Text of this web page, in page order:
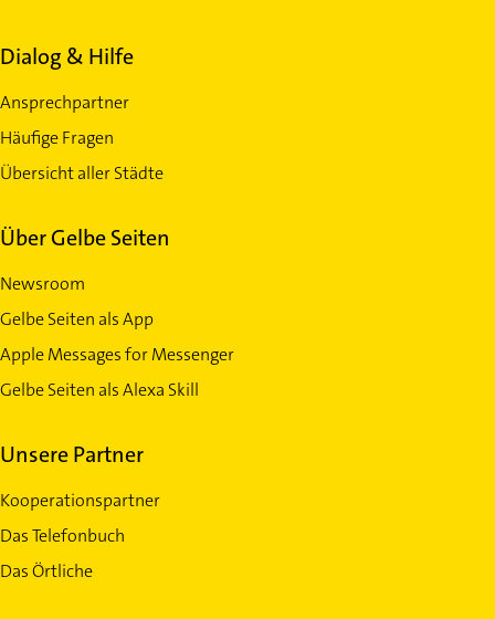
Dialog & Hilfe
Ansprechpartner
Häufige Fragen
Übersicht aller Städte
Über Gelbe Seiten
Newsroom
Gelbe Seiten als App
Apple Messages for Messenger
Gelbe Seiten als Alexa Skill
Unsere Partner
Kooperationspartner
Das Telefonbuch
Das Örtliche